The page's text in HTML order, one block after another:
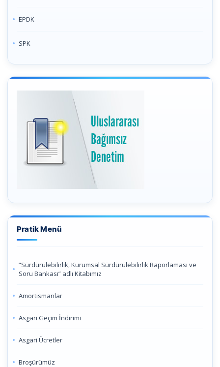
EPDK
SPK
Pratik Menü
“Sürdürülebilirlik, Kurumsal Sürdürülebilirlik Raporlaması ve
Soru Bankası” adlı Kitabımız
Amortismanlar
Asgari Geçim İndirimi
Asgari Ücretler
Broşürümüz